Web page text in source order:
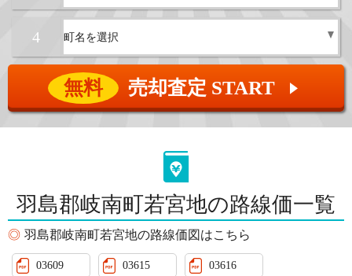
4
無料 売却査定 START ▲
羽島郡岐南町若宮地の路線価一覧
羽島郡岐南町若宮地の路線価図はこちら
03609 03615 03616